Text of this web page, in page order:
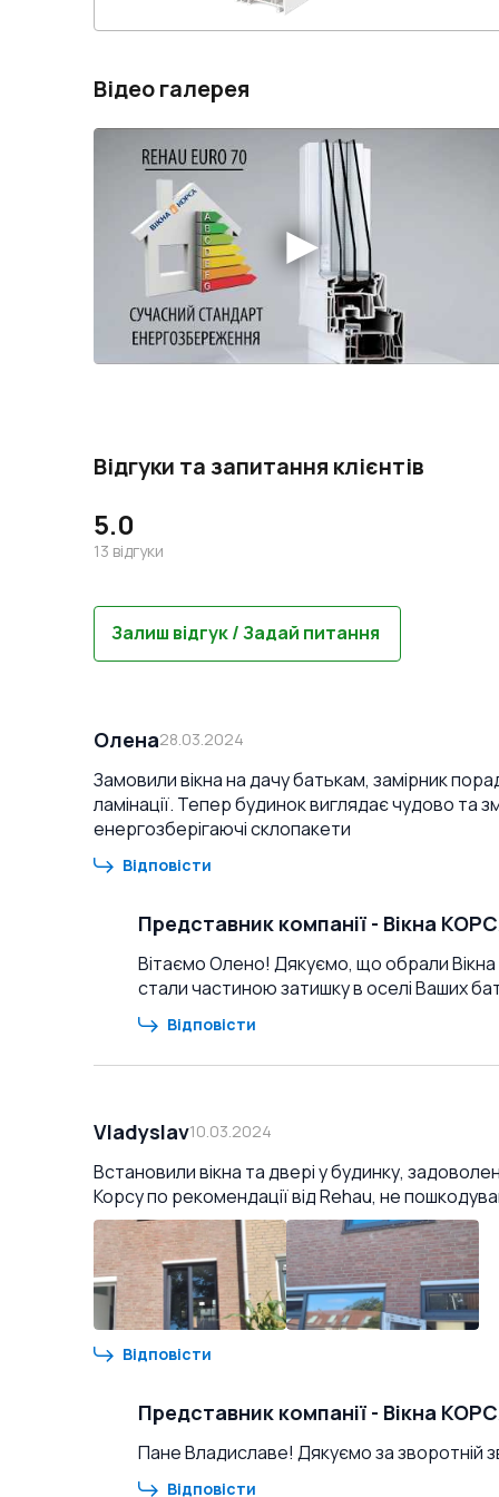
Відео галерея
Відгуки та запитання клієнтів
5.0
13 відгуки
Залиш відгук / Задай питання
Олена28.03.2024
Замовили вікна на дачу батькам, замірник
ламінації. Тепер будинок виглядає чудово та
енергозберігаючі склопакети
Відповісти
Представник компанії - Вікна
Вітаємо Олено! Дякуємо, що обрали Вікна
стали частиною затишку в оселі Ваших
Відповісти
Vladyslav10.03.2024
Встановили вікна та двері у будинку,
Корсу по рекомендації від Rehau, не
Відповісти
Представник компанії - Вікна
Пане Владиславе! Дякуємо за зворотній
Відповісти